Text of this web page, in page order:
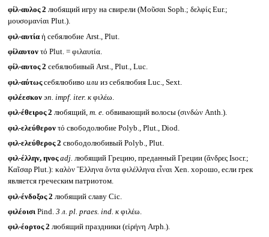
φίλ-αυλος 2 любящий игру на свирели (Μοῦσαι Soph.; δελφίς Eur.;
μουσομανίαι Plut.).
φιλ-αυτία ἡ себялюбие Arst., Plut.
φίλαυτον τό Plut. = φιλαυτία.
φίλ-αυτος 2 себялюбивый Arst., Plut., Luc.
φιλ-αύτωςсебялюбиво или из себялюбия Luc., Sext.
φιλέεσκον эп. impf. iter. кφιλέω.
φιλ-έθειρος 2 любящий, т. е. обвивающий волосы (σινδών Anth.).
φιλ-ελεύθερον τό свободолюбие Polyb., Plut., Diod.
φιλ-ελεύθερος 2 свободолюбивый Polyb., Plut.
φιλ-έλλην, ηνοςadj. любящий Грецию, преданный Греции (ἄνδρες Isocr.;
Καῖσαρ Plut.): καλὸν Ἓλληνα ὄντα φιλέλληνα εἶναι Xen. хорошо, если грек
является греческим патриотом.
φιλ-ένδοξος 2 любящий славу Cic.
φιλέοισιPind.3 л. pl. praes. ind. кφιλέω.
φιλ-έορτος 2 любящий праздники (εἰρήνη Arph.).